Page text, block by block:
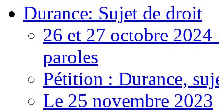
Durance: Sujet de droit
26 et 27 octobre 2024
paroles
Pétition : Durance,
Le 25 novembre 2023